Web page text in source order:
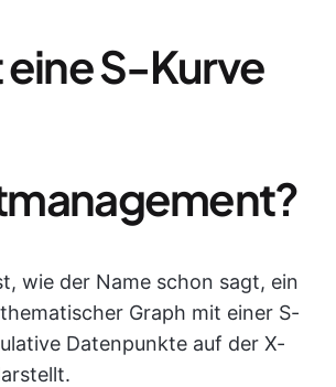
eine S-Kurve
wie der Name schon sagt, ein
Graph mit einer S-
Datenpunkte auf der X-